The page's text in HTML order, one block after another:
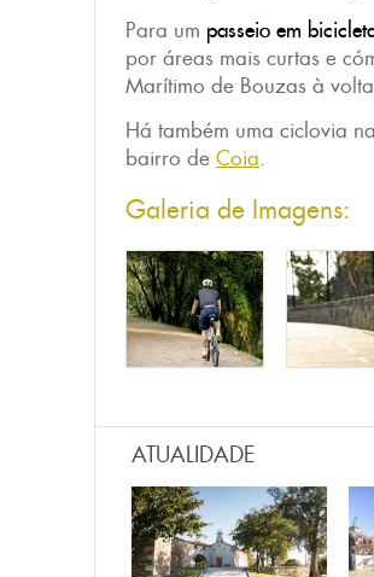
Para um passeio em
por áreas mais curtas e
Marítimo de Bouzas à
Há também uma ciclovia
bairro de Coia.
Galeria de Imagens:
ATUALIDADE